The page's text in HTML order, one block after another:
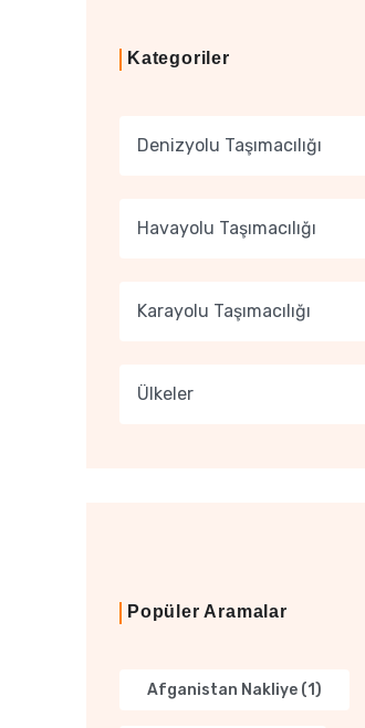
Kategoriler
Denizyolu Taşımacılığı
Havayolu Taşımacılığı
Karayolu Taşımacılığı
Ülkeler
Popüler Aramalar
Afganistan Nakliye (1)